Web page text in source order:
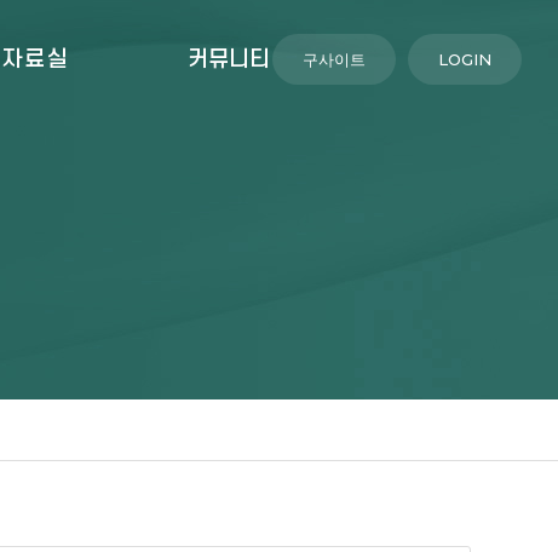
자료실 커뮤니티 LOGIN
구사이트